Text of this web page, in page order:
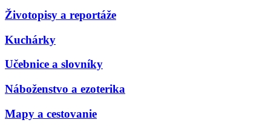
Životopisy a reportáže
Kuchárky
Učebnice a slovníky
Náboženstvo a ezoterika
Mapy a cestovanie